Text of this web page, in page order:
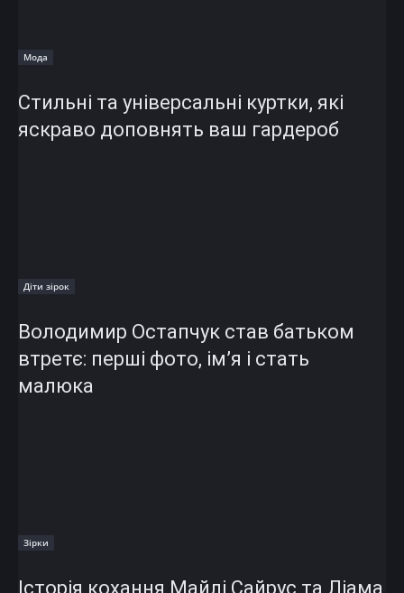
Мода
Стильні та універсальні куртки, які
яскраво доповнять ваш гардероб
Діти зірок
Володимир Остапчук став батьком
втретє: перші фото, ім’я і стать
малюка
Зірки
Історія кохання Майлі Сайрус та Ліама